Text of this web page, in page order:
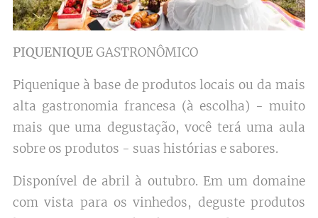
PIQUENIQUE GASTRONÔMICO
Piquenique à base de produtos locais ou da mais
alta gastronomia francesa (à escolha) - muito
mais que uma degustação, você terá uma aula
sobre os produtos - suas histórias e sabores.
Disponível de abril à outubro. Em um domaine
com vista para os vinhedos, deguste produtos